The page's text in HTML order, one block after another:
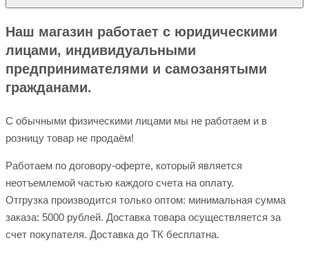
Наш магазин работает с юридическими
лицами, индивидуальными
предпринимателями и самозанятыми
гражданами.
С обычными физическими лицами мы не работаем и в
розницу товар не продаём!
Работаем по договору-оферте, который является
неотъемлемой частью каждого счета на оплату.
Отгрузка производится только оптом: минимальная сумма
заказа: 5000 рублей. Доставка товара осуществляется за
счет покупателя. Доставка до ТК бесплатна.